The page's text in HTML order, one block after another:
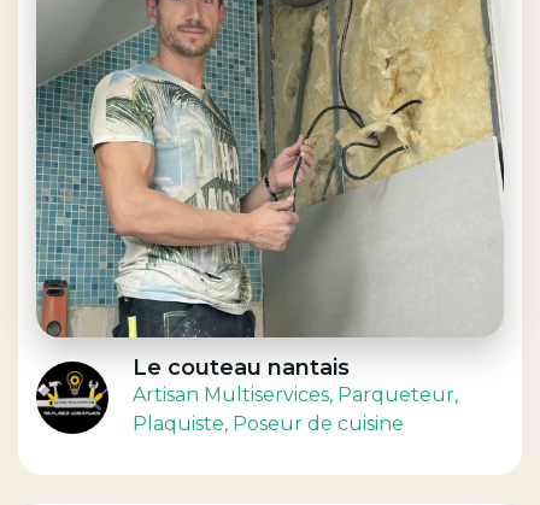
Le couteau nantais
Artisan Multiservices, Parqueteur,
Plaquiste, Poseur de cuisine